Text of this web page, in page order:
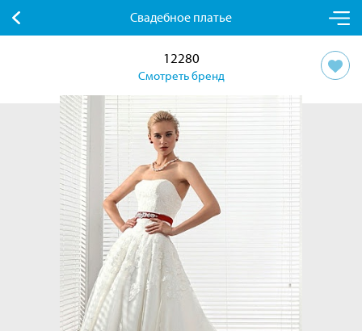
Свадебное платье
12280
Смотреть бренд